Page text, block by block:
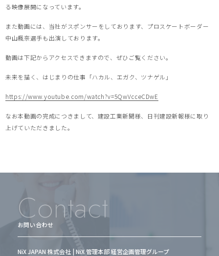
る映像展開になっています。
また動画には、当社がスポンサーをしております、プロスケートボーダー
中山楓奈選手も出演しております。
動画は下記からアクセスできますので、ぜひご覧ください。
未来を描く、はじまりの仕事「ハカル、エガク、ツナゲル」
https://www.youtube.com/watch?v=5QwVcceCDwE
なお本動画の完成につきまして、建設工業新聞様、日刊建設新報様に取り
上げていただきました。
Contact
お問い合わせ
NiX JAPAN 株式会社 | NiX 管理本部 経営企画管理グループ